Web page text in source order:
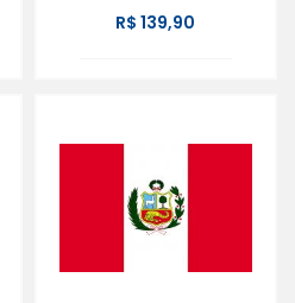
R$ 139,90